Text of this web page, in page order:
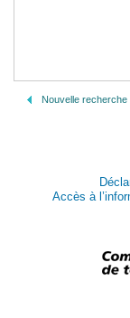
Nouvelle recherche
Accès à